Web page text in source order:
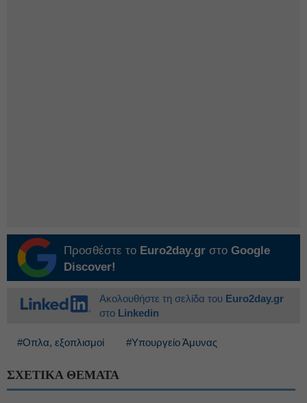
Προσθέστε το Euro2day.gr στο Google
Discover!
Ακολουθήστε τη σελίδα του Euro2day.gr
στο Linkedin
#Οπλα, εξοπλισμοί #Υπουργείο Άμυνας
ΣΧΕΤΙΚΑ ΘΕΜΑΤΑ